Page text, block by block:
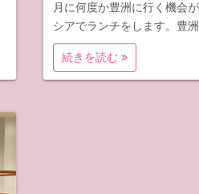
月に何度か豊洲に行く機会
シアでランチをします。豊
続きを読む